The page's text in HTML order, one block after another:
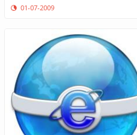
01-07-2009